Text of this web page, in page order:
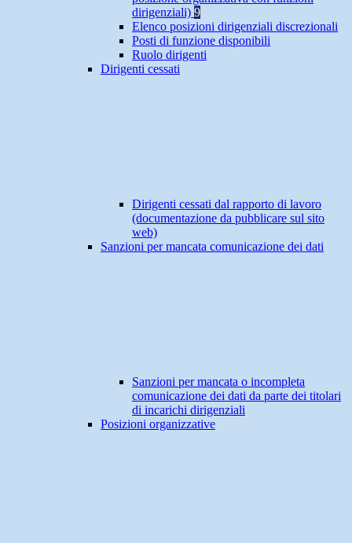
dirigenziali) 9
Elenco posizioni dirigenziali discrezionali
Posti di funzione disponibili
Ruolo dirigenti
Dirigenti cessati
Dirigenti cessati dal rapporto di lavoro
(documentazione da pubblicare sul sito
web)
Sanzioni per mancata comunicazione dei dati
Sanzioni per mancata o incompleta
comunicazione dei dati da parte dei titolari
di incarichi dirigenziali
Posizioni organizzative